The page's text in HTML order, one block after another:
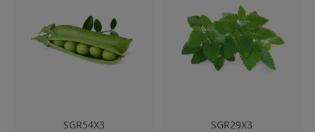
SGR54X3
SGR29X3